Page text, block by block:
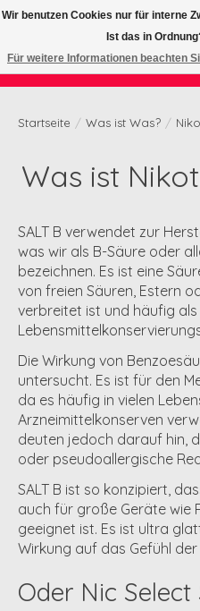
Zertifizierte Qualität zu fairem Preis
Startseite / Was ist Was? /
Was ist
SALT B verwendet zur
was wir als B-Säure oder
bezeichnen. Es ist eine
von freien Säuren, Estern
verbreitet ist und häufig
Die Wirkung von
untersucht. Es ist für den
da es häufig in vielen
Arzneimittelkonserven
deuten jedoch darauf hin,
oder pseudoallergische
SALT B ist so konzipiert,
auch für große Geräte wie
geeignet ist. Es ist ultra
Wirkung auf das Gefühl der
Oder Nic
Wir benutzen Cookies nur für interne
Ist das in
Für weitere Informationen beachten